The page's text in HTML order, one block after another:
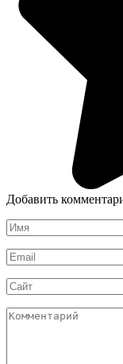
Добавить
Имя
*
Email
*
Сайт
Комментарий